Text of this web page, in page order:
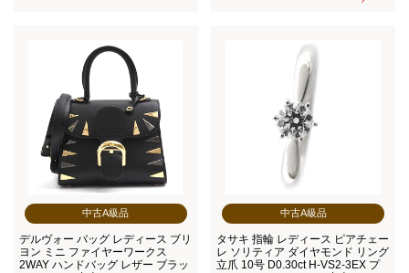
中古A級品
デルヴォー バッグ レディース ブリ
ヨン ミニ ファイヤーワークス
2WAY ハンドバッグ レザー ブラッ
中古A級品
タサキ 指輪 レディース ピアチェー
レ ソリティア ダイヤモンド リング
立爪 10号 D0.30ct H-VS2-3EX プ